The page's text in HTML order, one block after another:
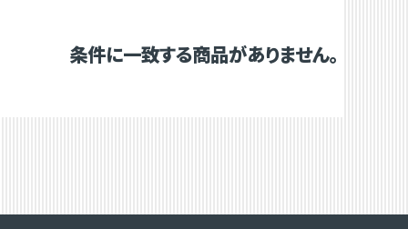
条件に一致する商品がありません。